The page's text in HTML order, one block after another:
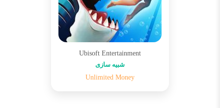
Ubisoft Entertainment
شبیه سازی
Unlimited Money